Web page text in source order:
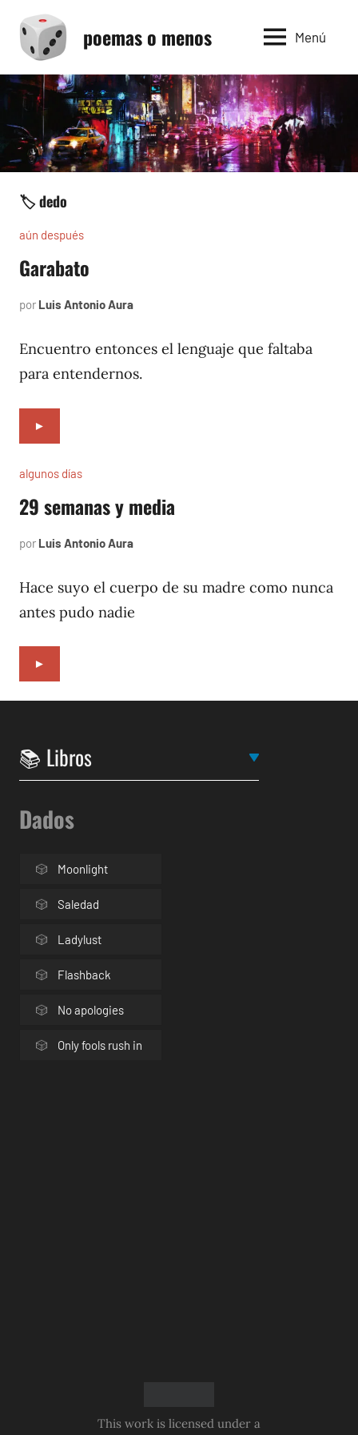
contenido
poemas o menos Menú
🏷️ dedo
aún después
Garabato
por Luis Antonio Aura
2004
Encuentro entonces el lenguaje que faltaba
para entendernos.
►
algunos días
29 semanas y media
por Luis Antonio Aura
1997
Hace suyo el cuerpo de su madre como nunca
antes pudo nadie
►
Dados
Moonlight
Saledad
Ladylust
Flashback
No apologies
Only fools rush in
This work is licensed under a